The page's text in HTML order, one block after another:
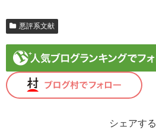
悪評系文献
シェアする